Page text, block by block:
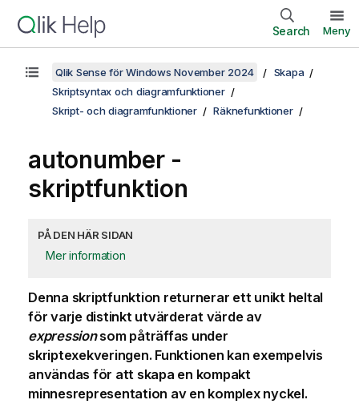
Search Meny
Qlik Sense för Windows November 2024
Skapa
Skriptsyntax och diagramfunktioner
Skript- och diagramfunktioner
Räknefunktioner
autonumber -
skriptfunktion
PÅ DEN HÄR SIDAN
Mer information
Denna skriptfunktion returnerar ett unikt heltal
för varje distinkt utvärderat värde av
expressionsom påträffas under
skriptexekveringen. Funktionen kan exempelvis
användas för att skapa en kompakt
minnesrepresentation av en komplex nyckel.